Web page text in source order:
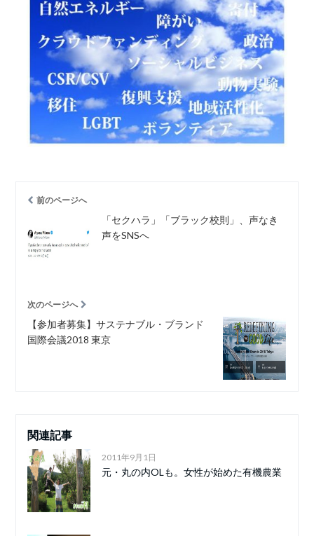
前のページへ
「セクハラ」「ブラック校則」、声なき
声をSNSへ
次のページへ
【参加者募集】サステナブル・ブランド
国際会議2018 東京
関連記事
2011年9月1日
元・丸の内OLも。女性が始めた有機農業